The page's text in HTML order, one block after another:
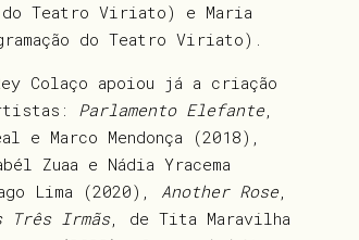
do Teatro Viriato) e Maria
do Teatro Viriato).
Colaço apoiou já a criação
Parlamento Elefante,
e Marco Mendonça (2018),
Zuaa e Nádia Yracema
Lima (2020), Another Rose,
Três Irmãs, de Tita Maravilha